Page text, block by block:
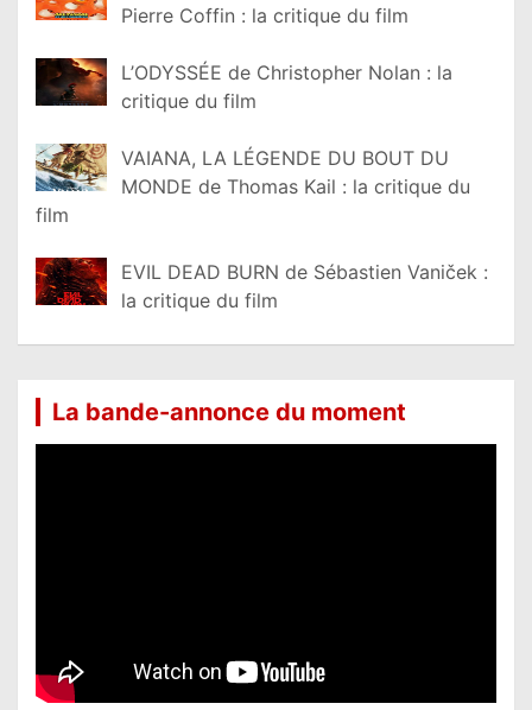
Pierre Coffin : la critique du film
L’ODYSSÉE de Christopher Nolan : la
critique du film
VAIANA, LA LÉGENDE DU BOUT DU
MONDE de Thomas Kail : la critique du
film
EVIL DEAD BURN de Sébastien Vaniček :
la critique du film
La bande-annonce du moment